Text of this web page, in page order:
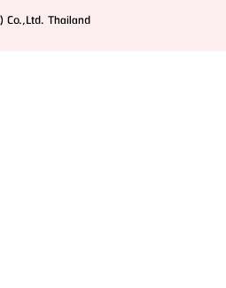
Thailand